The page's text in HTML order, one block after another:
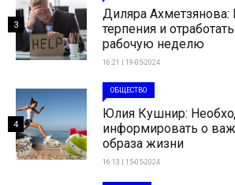
Диляра Ахметзянова:
терпения и
рабочую неделю
16:21 | 19-05-2024
3
ОБЩЕСТВО
Юлия Кушнир:
информировать о
образа жизни
16:13 | 15-05-2024
4